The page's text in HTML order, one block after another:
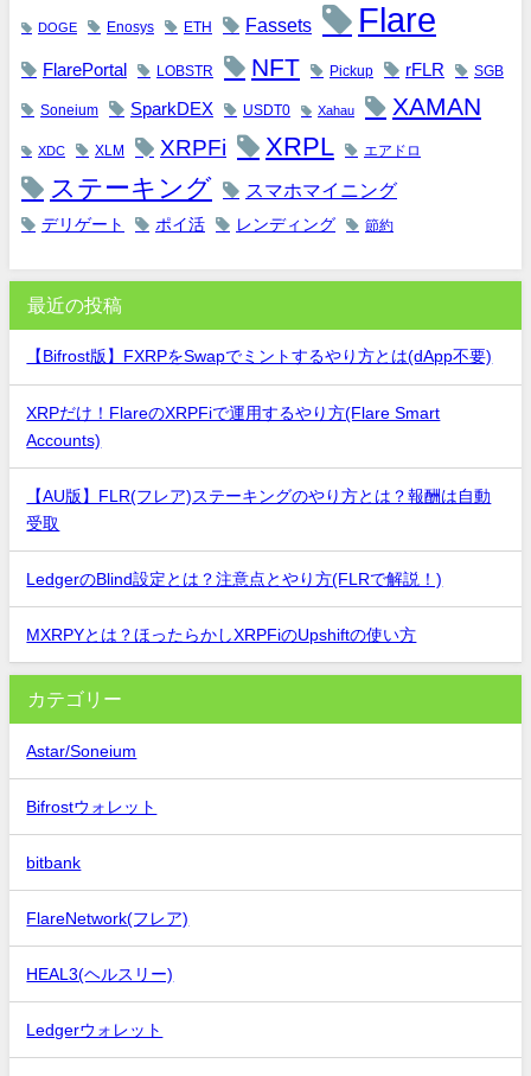
DOGE Enosys ETH Fassets Flare
FlarePortal LOBSTR NFT Pickup rFLR SGB
Soneium SparkDEX USDT0 Xahau XAMAN
XDC XLM XRPFi XRPL エアドロ
ステーキング スマホマイニング
デリゲート ポイ活 レンディング 節約
最近の投稿
【Bifrost版】FXRPをSwapでミントするやり方とは(dApp不要)
XRPだけ！FlareのXRPFiで運用するやり方(Flare Smart
Accounts)
【AU版】FLR(フレア)ステーキングのやり方とは？報酬は自動
受取
LedgerのBlind設定とは？注意点とやり方(FLRで解説！)
MXRPYとは？ほったらかしXRPFiのUpshiftの使い方
カテゴリー
Astar/Soneium
Bifrostウォレット
bitbank
FlareNetwork(フレア)
HEAL3(ヘルスリー)
Ledgerウォレット